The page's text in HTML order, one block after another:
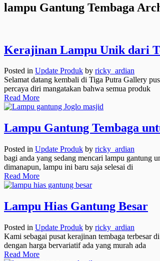
lampu Gantung Tembaga
Kerajinan Lampu Unik dari
Posted in Update Produk by ricky_ardian
Selamat datang kembali di Tiga Putra Gallery
percaya diri mangatakan bahwa semua produk
Read More
Lampu Gantung Tembaga
Posted in Update Produk by ricky_ardian
bagi anda yang sedang mencari lampu gantung
dimanapun, lampu ini baru saja selesai di
Read More
Lampu Hias Gantung Besar
Posted in Update Produk by ricky_ardian
Kami sebagai pusat kerajinan tembaga terbesar
dengan harga bervariatif ada yang murah ada
Read More